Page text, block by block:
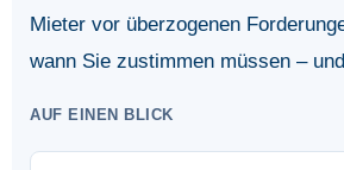
Mieter vor überzogenen
wann Sie zustimmen müssen –
AUF EINEN BLICK